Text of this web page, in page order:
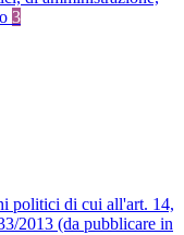
3
politici di cui all'art. 14,
2013 (da pubblicare in